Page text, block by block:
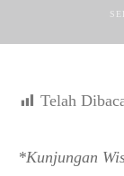
Telah
*Kunjungan